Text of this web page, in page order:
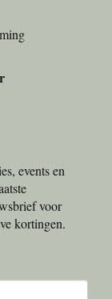
events en
voor
kortingen.